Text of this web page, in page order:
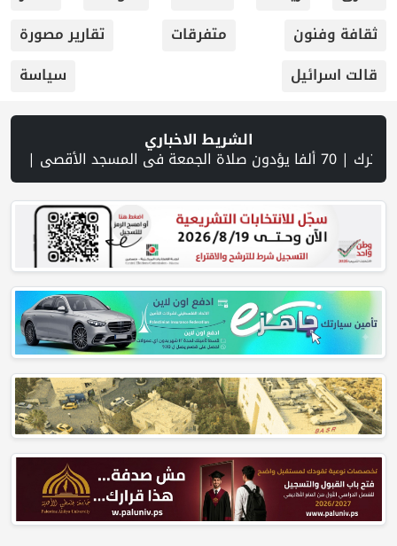
ثقافة وفنون
متفرقات
تقارير مصورة
قالت اسرائيل
سياسة
الشريط الاخباري